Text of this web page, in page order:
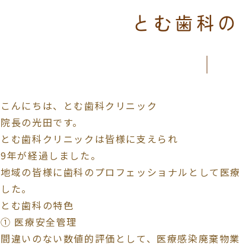
とむ歯科
こんにちは、とむ歯科クリニック
院長の光田です。
とむ歯科クリニックは皆様に支えられ
9年が経過しました。
地域の皆様に歯科のプロフェッショナルとして医
した。
とむ歯科の特色
① 医療安全管理
間違いのない数値的評価として、医療感染廃棄物